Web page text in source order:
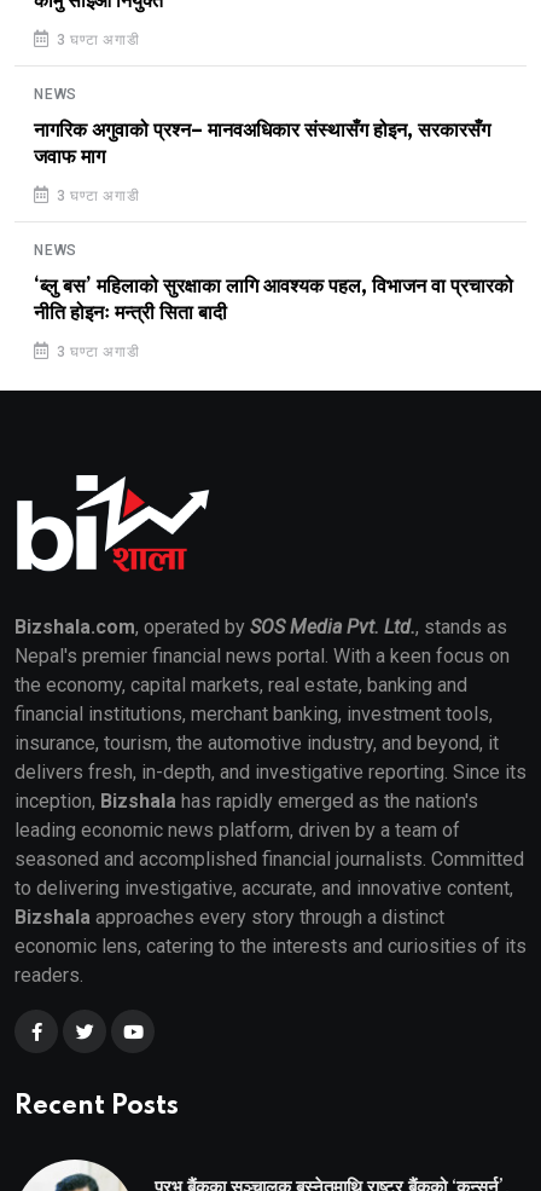
3 घण्टा अगाडी
NEWS
नागरिक अगुवाको प्रश्न– मानवअधिकार संस्थासँग होइन, सरकारसँग
जवाफ माग
3 घण्टा अगाडी
NEWS
‘ब्लु बस’ महिलाको सुरक्षाका लागि आवश्यक पहल, विभाजन वा प्रचारको
नीति होइनः मन्त्री सिता बादी
3 घण्टा अगाडी
Bizshala.com, operated by SOS Media Pvt. Ltd., stands as
Nepal's premier financial news portal. With a keen focus on
the economy, capital markets, real estate, banking and
financial institutions, merchant banking, investment tools,
insurance, tourism, the automotive industry, and beyond, it
delivers fresh, in-depth, and investigative reporting. Since its
inception, Bizshala has rapidly emerged as the nation's
leading economic news platform, driven by a team of
seasoned and accomplished financial journalists. Committed
to delivering investigative, accurate, and innovative content,
Bizshala approaches every story through a distinct
economic lens, catering to the interests and curiosities of its
readers.
Recent Posts